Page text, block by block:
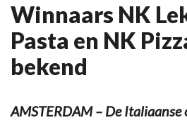
Winnaars NK
Pasta en NK
bekend
AMSTERDAM – De Italiaanse